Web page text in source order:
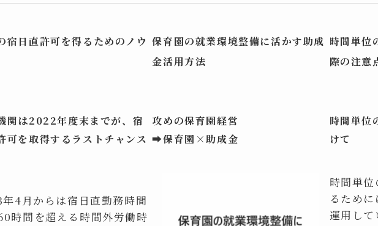
宿日直許可を得るためのノウ
関は2022年度末までが、宿
可を取得するラストチャンス
4月からは宿日直勤務時間
時間を超える時間外労働時
保育園の就業環境整備に活かす助成
金活用方法
攻めの保育園経営
➡保育園×助成金
時間単位
際の注意
時間単位
けて
時間単
るために
運用し